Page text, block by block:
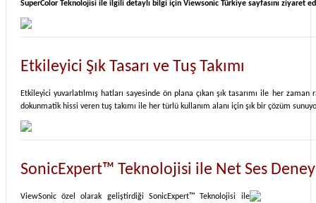
SuperColor Teknolojisi ile ilgili detaylı bil gi için Viewsonic Türkiye sayfasını ziyaret
Etkileyici Şık Tasarı ve Tuş Takımı
Etkileyici yuvarlatılmış hatları sayesinde ön plana çıkan şık tasarımı ile her
dokunmatik hissi veren tuş takımı ile her türlü kullanım alanı için şık bir çözüm
SonicExpert™ Teknolojisi ile Net Ses
ViewSonic özel olarak geliştirdiği SonicExpert™ Teknolojisi ile